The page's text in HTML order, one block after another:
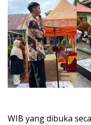
WIB yang dibuka